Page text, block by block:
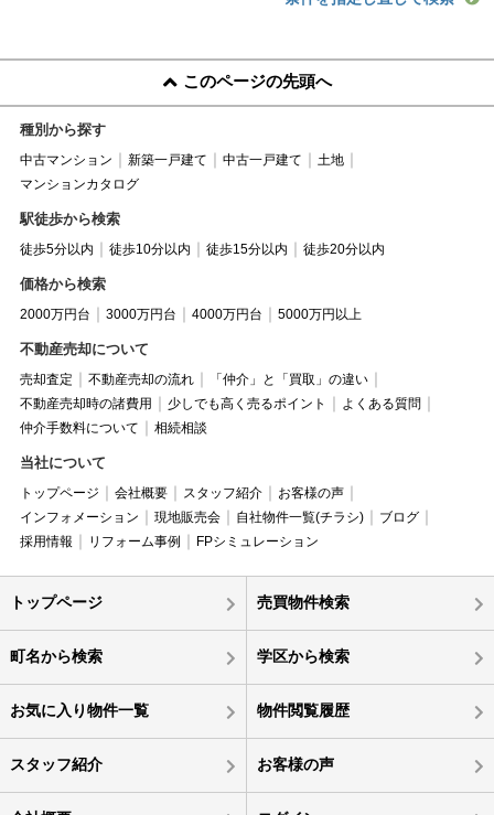
このページの先頭へ
種別から探す
中古マンション 新築一戸建て 中古一戸建て
土地
マンションカタログ
駅徒歩から検索
徒歩5分以内 徒歩10分以内 徒歩15分以内 徒歩20分以内
価格から検索
2000万円台 3000万円台 4000万円台 5000万円以上
不動産売却について
売却査定 不動産売却の流れ
「仲介」と「買取」の違い
不動産売却時の諸費用
少しでも高く売るポイント
よくある質問
仲介手数料について
相続相談
当社について
トップページ 会社概要 スタッフ紹介
お客様の声
インフォメーション
現地販売会 自社物件一覧(チラシ)
ブログ
採用情報
リフォーム事例 FPシミュレーション
トップページ 売買物件検索
町名から検索 学区から検索
お気に入り物件一覧 物件閲覧履歴
スタッフ紹介 お客様の声